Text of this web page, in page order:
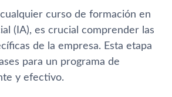
curso de formación en
(IA), es crucial comprender las
de la empresa. Esta etapa
para un programa de
y efectivo.